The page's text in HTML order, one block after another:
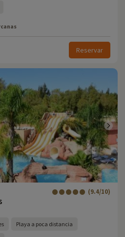
Reservar
(9.4/10)
Playa a poca distancia